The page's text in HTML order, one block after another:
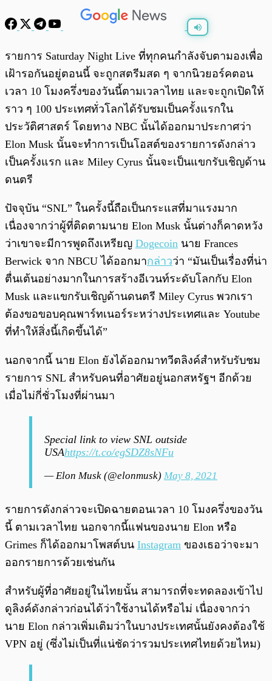
0:00
รายการ Saturday Night Live ที่ทุกคนกำลังจับตามองเพื่อ
เฝ้ารอกันอยู่ตอนนี้ จะถูกสตรีมสด ๆ จากนิวยอร์คตอน
เวลา 10 โมงครึ่งของวันนี้ตามเวลาไทย และจะถูกเปิดให้
ราว ๆ 100 ประเทศทั่วโลกได้รับชมเป็นครั้งแรกใน
ประวัติศาสตร์ โดยทาง NBC นั้นได้ออกมาประกาศว่า
Elon Musk นั้นจะทำการเป็นโอสต์ของรายการดังกล่าว
เป็นครั้งแรก และ Miley Cyrus นั้นจะเป็นแขกรับเชิญด้าน
ดนตรี
ปัจจุบัน “SNL” ในครั้งนี้ถือเป็นกระแสที่มาแรงมาก
เนื่องจากว่าผู้ที่ติดตามนาย Elon Musk นั้นต่างก็คาดหวัง
ว่าเขาจะมีการพูดถึงเหรียญ Dogecoin นาย Frances
Berwick จาก NBCU ได้ออกมากล่าวว่า “มันเป็นเรื่องที่น่า
ตื่นเต้นอย่างมากในการสร้างอีเวนท์ระดับโลกกับ Elon
Musk และแขกรับเชิญด้านดนตรี Miley Cyrus พวกเรา
ต้องขอขอบคุณพาร์ทเนอร์ระหว่างประเทศและ Youtube
ที่ทำให้สิ่งนี้เกิดขึ้นได้”
นอกจากนี้ นาย Elon ยังได้ออกมาทวีตลิงค์สำหรับรับชม
รายการ SNL สำหรับคนที่อาศัยอยู่นอกสหรัฐฯ อีกด้วย
เมื่อไม่กี่ชั่วโมงที่ผ่านมา
Special link to view SNL outside
USAhttps://t.co/egSDZ8sNFu
— Elon Musk (@elonmusk) May 8, 2021
รายการดังกล่าวจะเปิดฉายตอนเวลา 10 โมงครึ่งของวัน
นี้ ตามเวลาไทย นอกจากนี้แฟนของนาย Elon หรือ
Grimes ก็ได้ออกมาโพสต์บน Instagram ของเธอว่าจะมา
ออกรายการด้วยเช่นกัน
สำหรับผู้ที่อาศัยอยู่ในไทยนั้น สามารถที่จะทดลองเข้าไป
ดูลิงค์ดังกล่าวก่อนได้ว่าใช้งานได้หรือไม่ เนื่องจากว่า
นาย Elon กล่าวเพิ่มเติมว่าในบางประเทศนั้นยังคงต้องใช้
VPN อยู่ (ซึ่งไม่เป็นที่แน่ชัดว่ารวมประเทศไทยด้วยไหม)